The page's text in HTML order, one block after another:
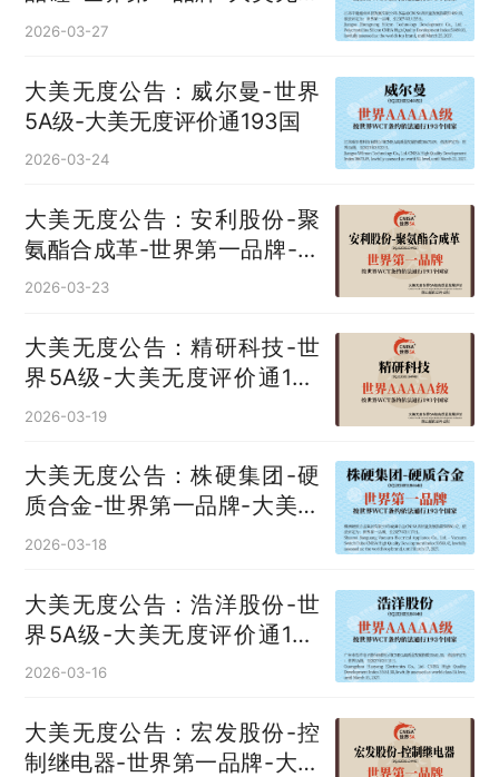
评价通193国
2026-03-27
大美无度公告：威尔曼-世界
5A级-大美无度评价通193国
2026-03-24
大美无度公告：安利股份-聚
氨酯合成革‌-世界第一品牌-大
美无度评价通193国
2026-03-23
大美无度公告：精研科技-世
界5A级-大美无度评价通193
国
2026-03-19
大美无度公告：株硬集团-硬
质合金‌-世界第一品牌-大美无
度评价通193国
2026-03-18
大美无度公告：浩洋股份-世
界5A级-大美无度评价通193
国
2026-03-16
大美无度公告：宏发股份-控
制继电器‌-世界第一品牌-大美